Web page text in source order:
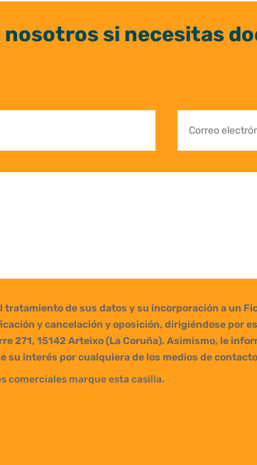
si necesitas
tratamiento de sus datos y su incorporación a un
y cancelación y oposición, dirigiéndose por
271, 15142 Arteixo (La Coruña). Asimismo, le
su interés por cualquiera de los medios de
comerciales marque esta casilla.